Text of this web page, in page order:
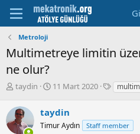
Metroloji
Multimetreye limitin
ne olur?
K
n
u
y
taydin
B
l
a
11 Mart 2020
E
k
e
taydin
Timur Aydın Staff member